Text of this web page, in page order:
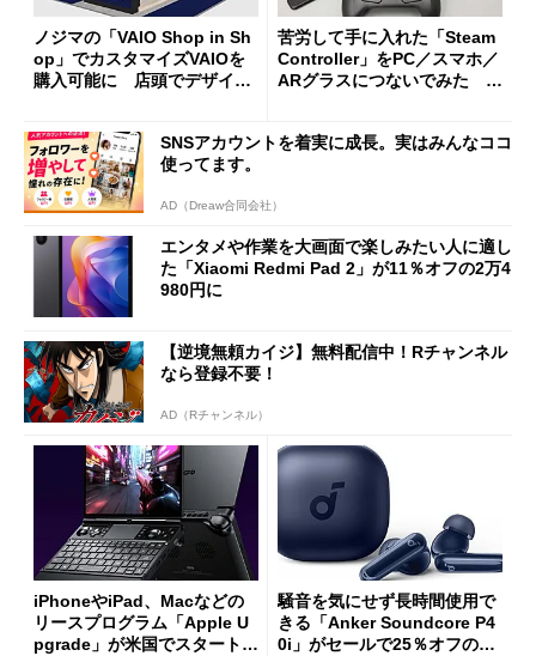
ノジマの「VAIO Shop in Sh
op」でカスタマイズVAIOを
購入可能に 店頭でデザイン
苦労して手に入れた「Steam
Controller」をPC／スマホ／
ARグラスにつないでみた ゲ
SNSアカウントを着実に成長。実はみんなココ
使ってます。
AD（Dreaw合同会社）
エンタメや作業を大画面で楽しみたい人に適し
た「Xiaomi Redmi Pad 2」が11％オフの2万4
980円に
【逆境無頼カイジ】無料配信中！Rチャンネル
なら登録不要！
AD（Rチャンネル）
iPhoneやiPad、Macなどの
リースプログラム「Apple U
pgrade」が米国でスタート／
騒音を気にせず長時間使用で
きる「Anker Soundcore P4
0i」がセールで25％オフの59